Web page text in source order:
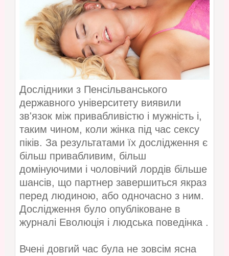
Дослідники з Пенсільванського
державного університету виявили
зв'язок між привабливістю і мужність і,
таким чином, коли жінка під час сексу
піків. За результатами їх дослідження є
більш привабливим, більш
домінуючими і чоловічий лордів більше
шансів, що партнер завершиться якраз
перед людиною, або одночасно з ним.
Дослідження було опубліковане в
журналі Еволюція і людська поведінка .
Вчені довгий час була не зовсім ясна